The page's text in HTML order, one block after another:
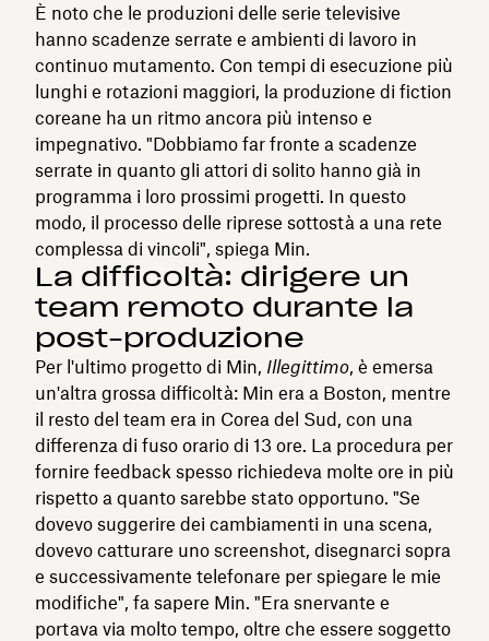
È noto che le produzioni delle serie televisive
hanno scadenze serrate e ambienti di lavoro in
continuo mutamento. Con tempi di esecuzione più
lunghi e rotazioni maggiori, la produzione di fiction
coreane ha un ritmo ancora più intenso e
impegnativo. "Dobbiamo far fronte a scadenze
serrate in quanto gli attori di solito hanno già in
programma i loro prossimi progetti. In questo
modo, il processo delle riprese sottostà a una rete
complessa di vincoli", spiega Min.
La difficoltà: dirigere un
team remoto durante la
post-produzione
Per l'ultimo progetto di Min, Illegittimo, è emersa
un'altra grossa difficoltà: Min era a Boston, mentre
il resto del team era in Corea del Sud, con una
differenza di fuso orario di 13 ore. La procedura per
fornire feedback spesso richiedeva molte ore in più
rispetto a quanto sarebbe stato opportuno. "Se
dovevo suggerire dei cambiamenti in una scena,
dovevo catturare uno screenshot, disegnarci sopra
e successivamente telefonare per spiegare le mie
modifiche", fa sapere Min. "Era snervante e
portava via molto tempo, oltre che essere soggetto